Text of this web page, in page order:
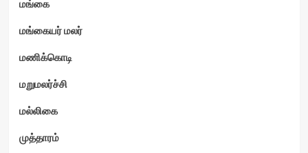
மங்கை
மங்கையர் மலர்
மணிக்கொடி
மறுமலர்ச்சி
மல்லிகை
முத்தாரம்